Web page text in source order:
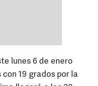
lunes 6 de enero
19 grados por la